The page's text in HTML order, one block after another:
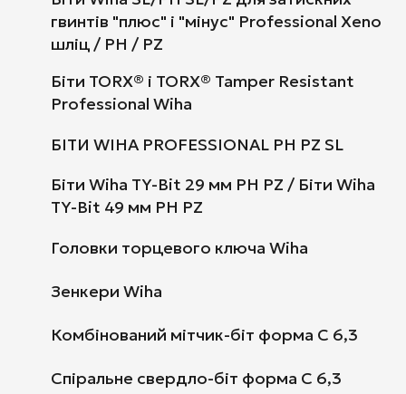
гвинтів "плюс" і "мінус" Professional Xeno
шліц / PH / PZ
Біти TORX® і TORX® Tamper Resistant
Professional Wiha
БІТИ WIHA PROFESSIONAL PH PZ SL
Біти Wiha TY-Bit 29 мм PH PZ / Біти Wiha
TY-Bit 49 мм PH PZ
Головки торцевого ключа Wiha
Зенкери Wiha
Комбінований мітчик-біт форма C 6,3
Спіральне свердло-біт форма C 6,3